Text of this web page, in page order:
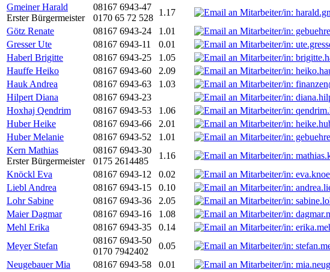
Gmeiner Harald
Erster Bürgermeister
08167 6943-47
0170 65 72 528
1.17
Götz Renate
08167 6943-24 1.01
Gresser Ute
08167 6943-11 0.01
Haberl Brigitte
08167 6943-25 1.05
Hauffe Heiko
08167 6943-60 2.09
Hauk Andrea
08167 6943-63 1.03
Hilpert Diana
08167 6943-23
Hoxhaj Qendrim
08167 6943-53 1.06
Huber Heike
08167 6943-66 2.01
Huber Melanie
08167 6943-52 1.01
Kern Mathias
Erster Bürgermeister
08167 6943-30
0175 2614485
1.16
Knöckl Eva
08167 6943-12 0.02
Liebl Andrea
08167 6943-15 0.10
Lohr Sabine
08167 6943-36 2.05
Maier Dagmar
08167 6943-16 1.08
Mehl Erika
08167 6943-35 0.14
Meyer Stefan
08167 6943-50
0170 7942402
0.05
Neugebauer Mia
08167 6943-58 0.01